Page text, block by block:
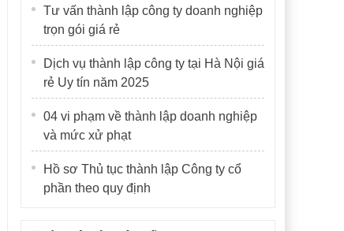
Tư vấn thành lập công ty doanh nghiệp
trọn gói giá rẻ
Dịch vụ thành lập công ty tại Hà Nội giá
rẻ Uy tín năm 2025
04 vi phạm về thành lập doanh nghiệp
và mức xử phạt
Hồ sơ Thủ tục thành lập Công ty cổ
phần theo quy định